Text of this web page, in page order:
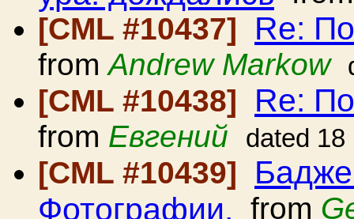
[CML #10437]
Re:
fromAndrew Markow
[CML #10438] Re:
from Евгений dated 18
[CML #10439]
Фотографии. from